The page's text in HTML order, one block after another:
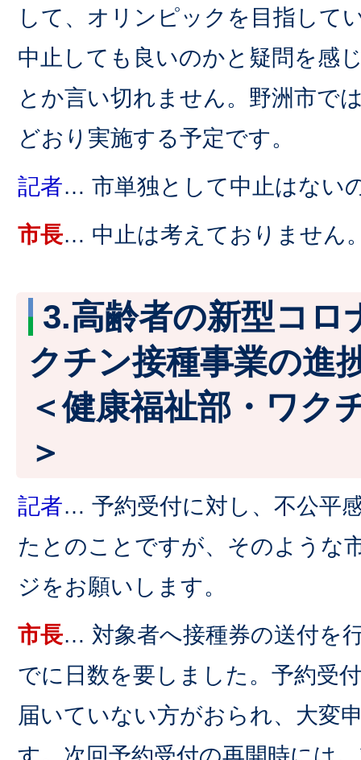
して、オリンピックを目指して
中止しても良いのかと疑問を感
とか言い切れません。野洲市で
どおり実施する予定です。
記者… 市単独として中止はない
市長… 中止は考えておりません
3.高齢者の新型コロ
クチン接種事業の進
＜健康福祉部・ワク
＞
記者… 予約受付に対し、不公平
たとのことですが、そのような
ジをお願いします。
市長… 対象者へ接種券の送付を
でに日数を要しました。予約受
届いていない方がおられ、大変